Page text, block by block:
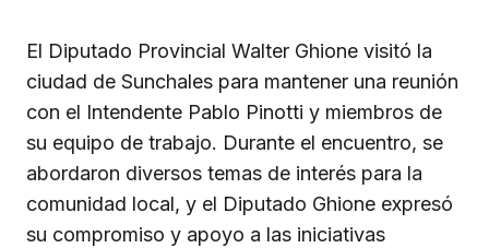
El Diputado Provincial Walter Ghione visitó la
ciudad de Sunchales para mantener una reunión
con el Intendente Pablo Pinotti y miembros de
su equipo de trabajo. Durante el encuentro, se
abordaron diversos temas de interés para la
comunidad local, y el Diputado Ghione expresó
su compromiso y apoyo a las iniciativas